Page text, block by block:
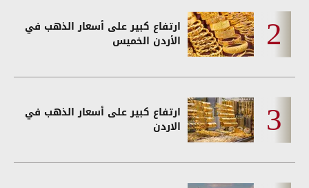
ارتفاع كبير على أسعار الذهب في
الأردن الخميس
ارتفاع كبير على أسعار الذهب في
الاردن